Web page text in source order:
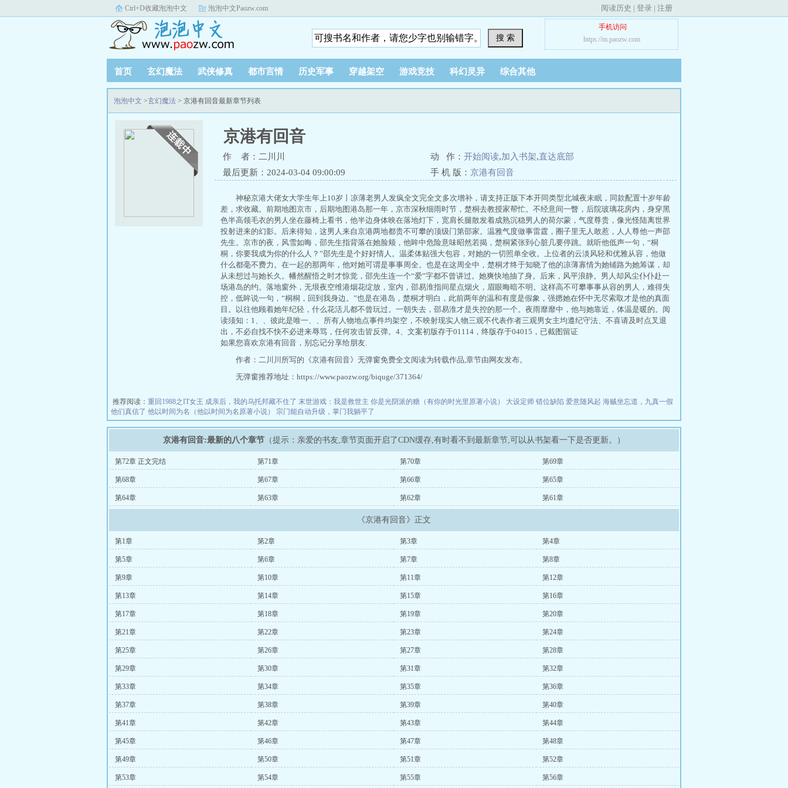
Ctrl+D收藏泡泡中文 泡泡中文Paozw.com 阅读历史 | 登录 | 注册
搜 索
手机访问
https://m.paozw.com
首页 玄幻魔法 武侠修真 都市言情 历史军事 穿越架空 游戏竞技 科幻灵异 综合其他
泡泡中文 >玄幻魔法 > 京港有回音最新章节列表
京港有回音
作 者：二川川 动 作： 开始阅读,加入书架,直达底部
最后更新：2024-03-04 09:00:09
手 机 版： 京港有回音
神秘京港大佬女大学生年上10岁丨凉薄老男人发疯全文完全文多次增补，请支持正版下本开同类型北城夜未眠，同款配置十岁年龄
差，求收藏。前期地图京市，后期地图港岛那一年，京市深秋细雨时节，楚桐去教授家帮忙。不经意间一瞥，后院玻璃花房内，身穿黑
色半高领毛衣的男人坐在藤椅上看书，他半边身体映在落地灯下，宽肩长腿散发着成熟沉稳男人的荷尔蒙，气度尊贵，像光怪陆离世界
投射进来的幻影。后来得知，这男人来自京港两地都贵不可攀的顶级门第邵家。温雅气度做事雷霆，圈子里无人敢惹，人人尊他一声邵
先生。京市的夜，风雪如晦，邵先生指背落在她脸颊，他眸中危险意味昭然若揭，楚桐紧张到心脏几要停跳。就听他低声一句，“桐
桐，你要我成为你的什么人？”邵先生是个好好情人。温柔体贴强大包容，对她的一切照单全收。上位者的云淡风轻和优雅从容，他做
什么都毫不费力。在一起的那两年，他对她可谓是事事周全。也是在这周全中，楚桐才终于知晓了他的凉薄寡情为她铺路为她筹谋，却
从未想过与她长久。幡然醒悟之时才惊觉，邵先生连一个“爱”字都不曾讲过。她爽快地抽了身。后来，风平浪静。男人却风尘仆仆赴一
场港岛的约。落地窗外，无垠夜空维港烟花绽放，室内，邵易淮指间星点烟火，眉眼晦暗不明。这样高不可攀事事从容的男人，难得失
控，低眸说一句，“桐桐，回到我身边。”也是在港岛，楚桐才明白，此前两年的温和有度是假象，强摁她在怀中无尽索取才是他的真面
目。以往他顾着她年纪轻，什么花活儿都不曾玩过。一朝失去，邵易淮才是失控的那一个。夜雨靡靡中，他与她靠近，体温是暖的。阅
读须知：1、、彼此是唯一、、所有人物地点事件均架空，不映射现实人物三观不代表作者三观男女主均遵纪守法、不喜请及时点叉退
出，不必自找不快不必进来辱骂，任何攻击皆反弹。4、文案初版存于01114，终版存于04015，已截图留证
如果您喜欢京港有回音，别忘记分享给朋友.
作者：二川川所写的《京港有回音》无弹窗免费全文阅读为转载作品,章节由网友发布。
无弹窗推荐地址：https://www.paozw.org/biquge/371364/
推荐阅读： 重回1988之IT女王 成亲后，我的乌托邦藏不住了 末世游戏：我是救世主 你是光阴派的糖（有你的时光里原著小说） 大设定师 错位缺陷 爱意随风起 海贼坐忘道，九真一假
他们真信了 他以时间为名（他以时间为名原著小说） 宗门能自动升级，掌门我躺平了
京港有回音:最新的八个章节 （提示：亲爱的书友,章节页面开启了CDN缓存,有时看不到最新章节,可以从书架看一下是否更新。）
第72章 正文完结 第71章 第70章 第69章
第68章 第67章 第66章 第65章
第64章 第63章 第62章 第61章
《京港有回音》正文
第1章 第2章 第3章 第4章
第5章 第6章 第7章 第8章
第9章 第10章 第11章 第12章
第13章 第14章 第15章 第16章
第17章 第18章 第19章 第20章
第21章 第22章 第23章 第24章
第25章 第26章 第27章 第28章
第29章 第30章 第31章 第32章
第33章 第34章 第35章 第36章
第37章 第38章 第39章 第40章
第41章 第42章 第43章 第44章
第45章 第46章 第47章 第48章
第49章 第50章 第51章 第52章
第53章 第54章 第55章 第56章